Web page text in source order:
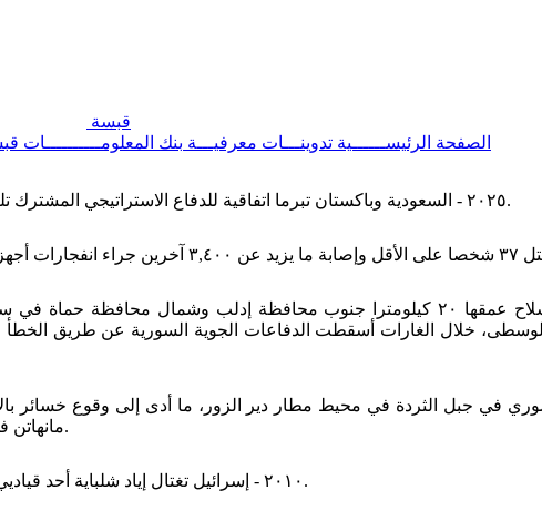
قبسة
الصفحة الرئيســــــية تدوينـــات معرفيـــة بنك المعلومــــــــــات
٢٠٢٥ - السعودية وباكستان تبرما اتفاقية للدفاع الاستراتيجي المشترك تلتزمان بموجبها بمعاملة أي عدوان على إحداهما عدوانا على كلتيهما.
٢٠١٨ - اتفاق روسي - تركي على إقامة منطقة منزوعة السلاح عمقها ٢٠ كيلومترا جنوب
خلال الغارات أسقطت الدفاعات الجوية السورية عن طريق
في جبل الثردة في محيط مطار دير الزور، ما أدى إلى وقوع خسائر
مانهاتن في مدينة نيويورك في الولايات المتحدة وأسفر عن إصابة ٢٩ شخص.
٢٠١٠ - إسرائيل تغتال إياد شلباية أحد قياديي كتائب عز الدين القسام في منزله بمخيم نور شمس في طولكرم.